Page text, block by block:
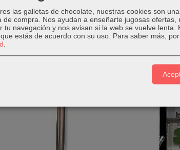
las galletas de chocolate, nuestras cookies son
de compra. Nos ayudan a enseñarte jugosas ofertas,
tu navegación y nos avisan si la web se vuelve lenta.
estás de acuerdo con su uso. Para saber más,